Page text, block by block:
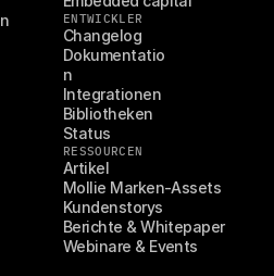
ENTWICKLER
Changelog
Dokumentatio
n
Integrationen
Bibliotheken
Status
RESSOURCEN
Artikel
Mollie Marken-Assets
Kundenstorys
Berichte & Whitepaper
Webinare & Events